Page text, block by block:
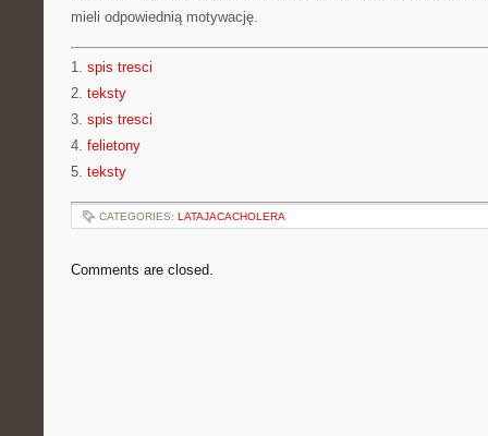
mieli odpowiednią motywację.
1. spis tresci
2. teksty
3. spis tresci
4. felietony
5. teksty
CATEGORIES: LATAJACACHOLERA
Comments are closed.